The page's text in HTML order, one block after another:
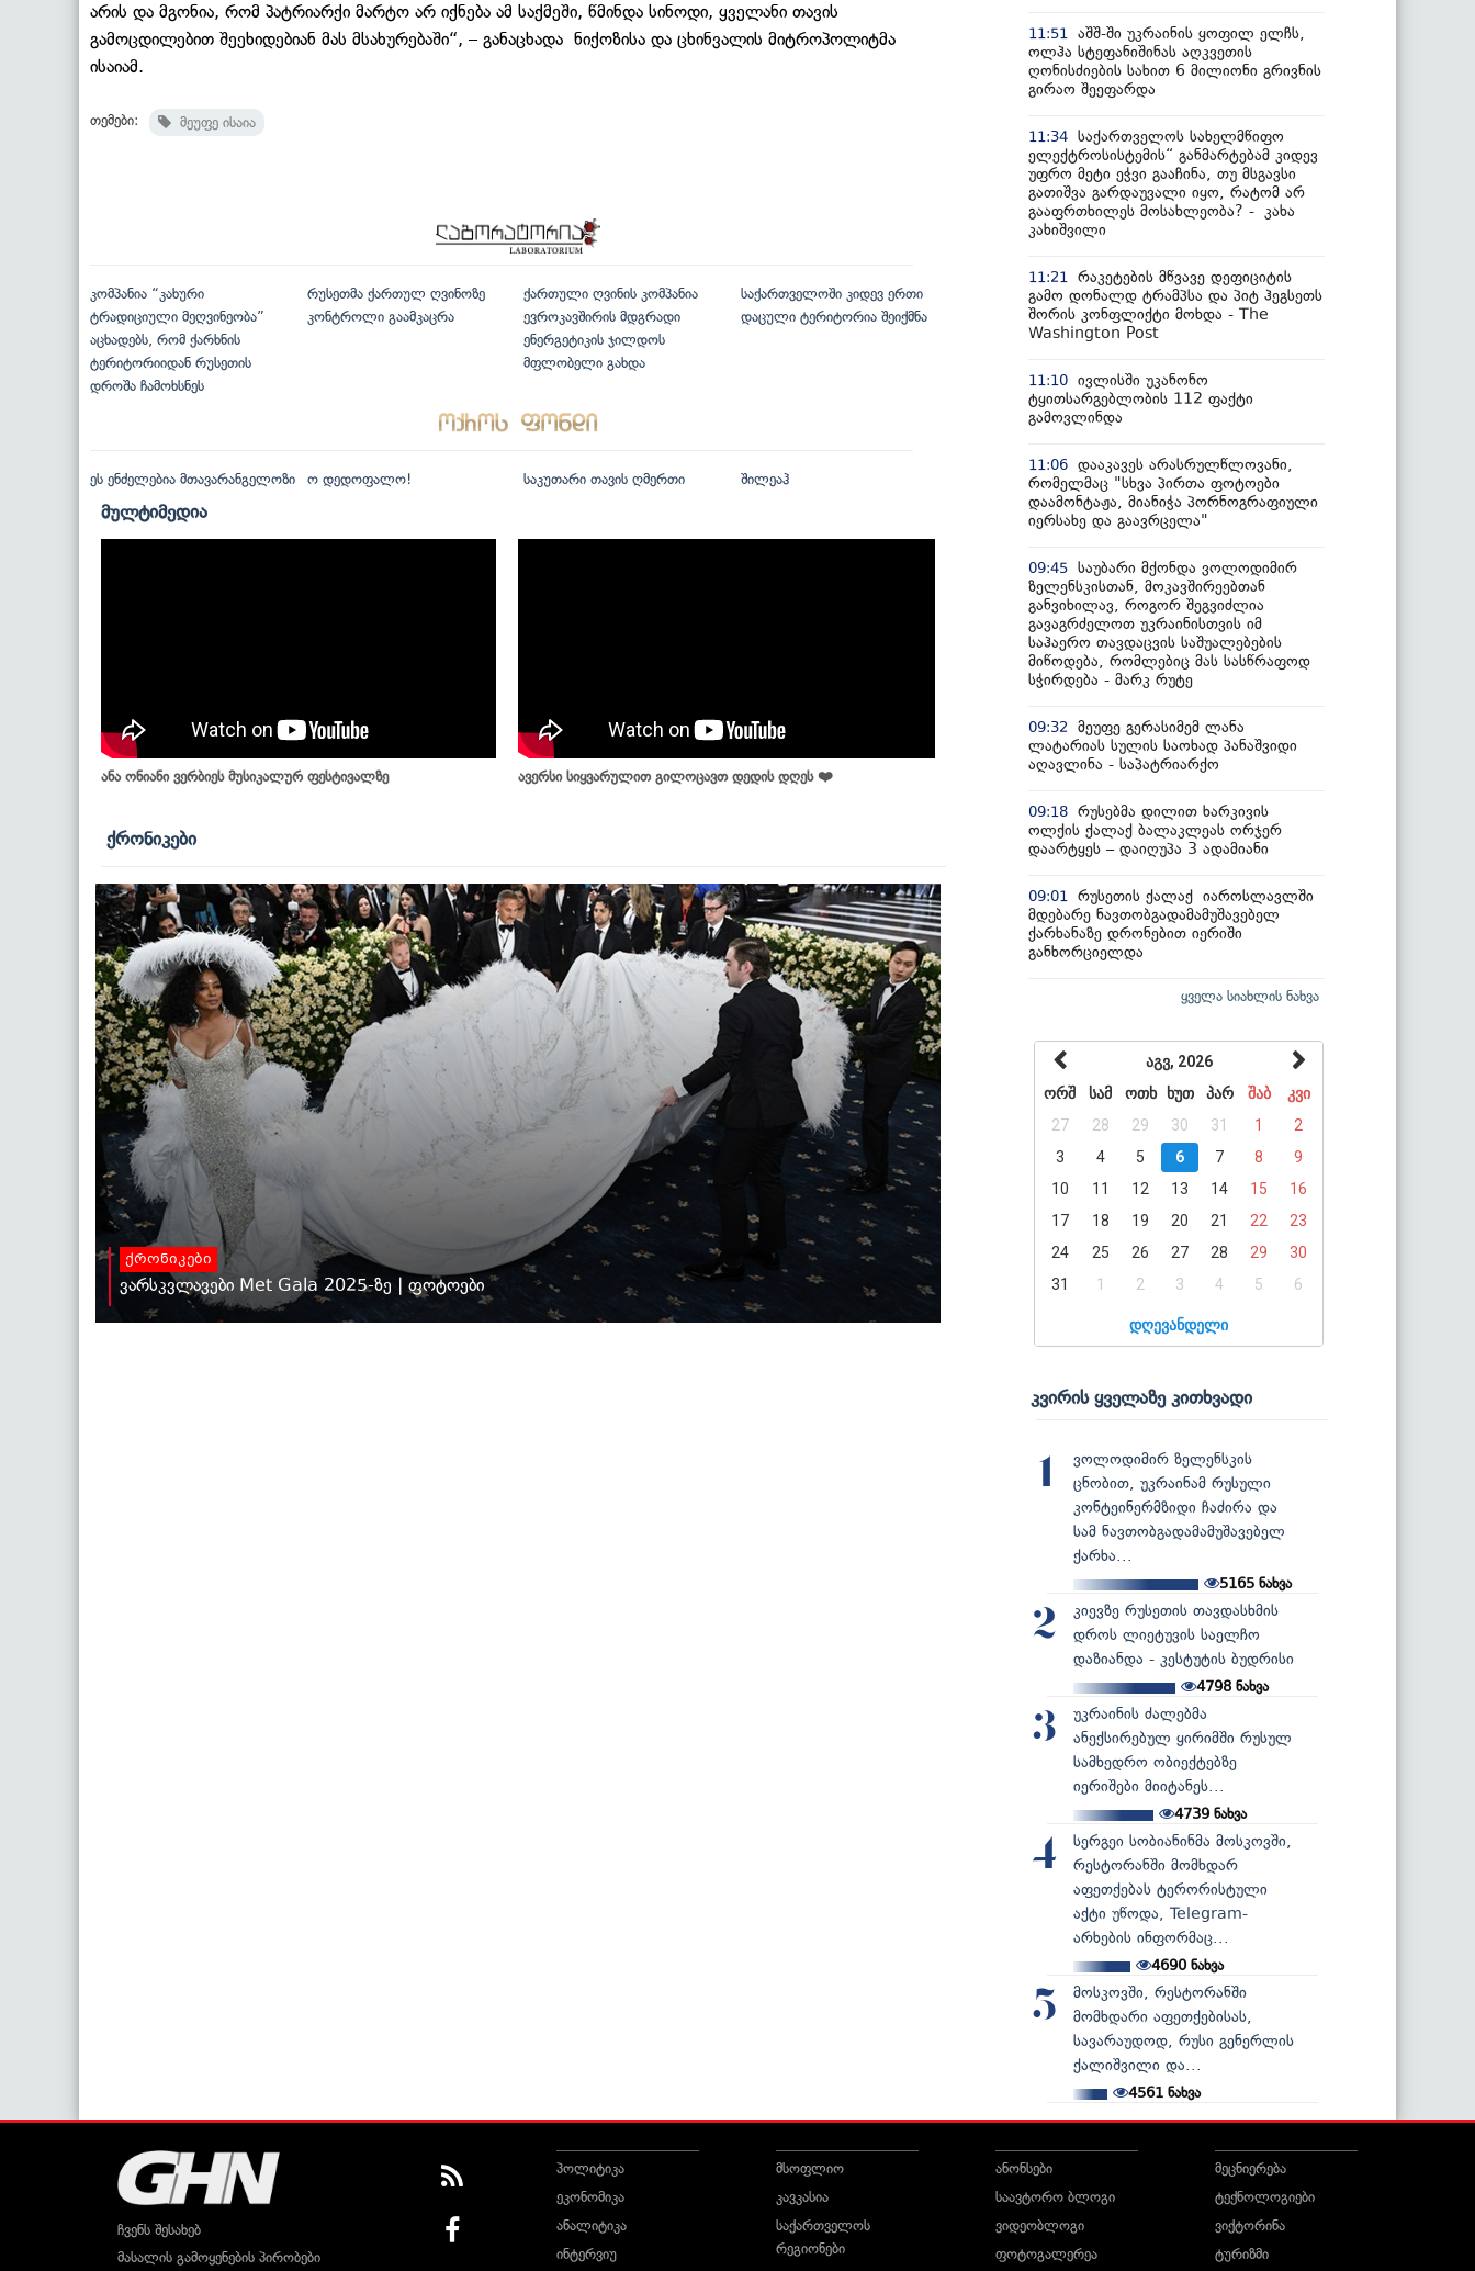
არის და მგონია, რომ პატრიარქი მარტო არ იქნება ამ საქმეში, წმინდა სინოდი, ყველანი თავის
გამოცდილებით შეეხიდებიან მას მსახურებაში“, – განაცხადა ნიქოზისა და ცხინვალის მიტროპოლიტმა
ისაიამ.
თემები: მეუფე ისაია
კომპანია “კახური
ტრადიციული მეღვინეობა”
აცხადებს, რომ ქარხნის
ტერიტორიიდან რუსეთის
დროშა ჩამოხსნეს
რუსეთმა ქართულ ღვინოზე
კონტროლი გაამკაცრა
ქართული ღვინის კომპანია
ევროკავშირის მდგრადი
ენერგეტიკის ჯილდოს
მფლობელი გახდა
საქართველოში კიდევ ერთი
დაცული ტერიტორია შეიქმნა
ეს ენძელებია მთავარანგელოზი ო დედოფალო! საკუთარი თავის ღმერთი შილეაჰ
მულტიმედია
ანა ონიანი ვერბიეს მუსიკალურ ფესტივალზე ავერსი სიყვარულით გილოცავთ დედის დღეს ❤️
ქრონიკები
ქრონიკები
ვარსკვლავები Met Gala 2025-ზე | ფოტოები
11:51
აშშ-ში უკრაინის ყოფილ ელჩს,
ოლჰა სტეფანიშინას აღკვეთის
ღონისძიების სახით 6 მილიონი გრივნის
გირაო შეეფარდა
11:34 საქართველოს სახელმწიფო
ელექტროსისტემის“ განმარტებამ კიდევ
უფრო მეტი ეჭვი გააჩინა, თუ მსგავსი
გათიშვა გარდაუვალი იყო, რატომ არ
გააფრთხილეს მოსახლეობა? - კახა
კახიშვილი
11:21
რაკეტების მწვავე დეფიციტის
გამო დონალდ ტრამპსა და პიტ ჰეგსეთს
შორის კონფლიქტი მოხდა - The
Washington Post
11:10 ივლისში უკანონო
ტყითსარგებლობის 112 ფაქტი
გამოვლინდა
11:06 დააკავეს არასრულწლოვანი,
რომელმაც "სხვა პირთა ფოტოები
დაამონტაჟა, მიანიჭა პორნოგრაფიული
იერსახე და გაავრცელა"
09:45 საუბარი მქონდა ვოლოდიმირ
ზელენსკისთან, მოკავშირეებთან
განვიხილავ, როგორ შეგვიძლია
გავაგრძელოთ უკრაინისთვის იმ
საჰაერო თავდაცვის საშუალებების
მიწოდება, რომლებიც მას სასწრაფოდ
სჭირდება - მარკ რუტე
09:32
მეუფე გერასიმემ ლანა
ლატარიას სულის საოხად პანაშვიდი
აღავლინა - საპატრიარქო
09:18 რუსებმა დილით ხარკივის
ოლქის ქალაქ ბალაკლეას ორჯერ
დაარტყეს – დაიღუპა 3 ადამიანი
09:01
რუსეთის ქალაქ იაროსლავლში
მდებარე ნავთობგადამამუშავებელ
ქარხანაზე დრონებით იერიში
განხორციელდა
ყველა სიახლის ნახვა
აგვ, 2026
ორშ
სამ ოთხ ხუთ პარ შაბ
კვი
27
28 29 30 31 1
2
3
4 5 6 7 8
9
10
11 12 13 14 15
16
17
18 19 20 21 22
23
24
25 26 27 28 29
30
31
1 2 3 4 5 6
დღევანდელი
კვირის ყველაზე კითხვადი
1
ვოლოდიმირ ზელენსკის
ცნობით, უკრაინამ რუსული
კონტეინერმზიდი ჩაძირა და
სამ ნავთობგადამამუშავებელ
ქარხა...
5165 ნახვა
2
კიევზე რუსეთის თავდასხმის
დროს ლიეტუვის საელჩო
დაზიანდა - კესტუტის ბუდრისი
4798 ნახვა
3
უკრაინის ძალებმა
ანექსირებულ ყირიმში რუსულ
სამხედრო ობიექტებზე
იერიშები მიიტანეს...
4739ნახვა
4
სერგეი სობიანინმა მოსკოვში,
რესტორანში მომხდარ
აფეთქებას ტერორისტული
აქტი უწოდა, Telegram-
არხების ინფორმაც...
4690ნახვა
5
მოსკოვში, რესტორანში
მომხდარი აფეთქებისას,
სავარაუდოდ, რუსი გენერლის
ქალიშვილი და...
4561 ნახვა
ჩვენს შესახებ
მასალის გამოყენების პირობები
პოლიტიკა
ეკონომიკა
ანალიტიკა
ინტერვიუ
მსოფლიო
კავკასია
საქართველოს
რეგიონები
ანონსები
საავტორო ბლოგი
ვიდეობლოგი
ფოტოგალერეა
მეცნიერება
ტექნოლოგიები
ვიქტორინა
ტურიზმი